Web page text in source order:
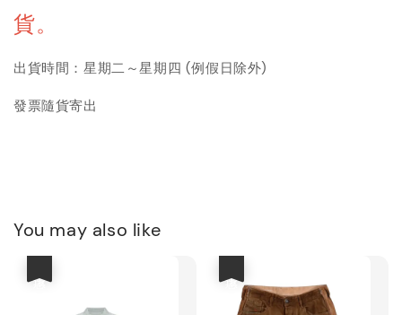
貨。
出貨時間：星期二～星期四 (例假日除外)
發票隨貨寄出
You may also like